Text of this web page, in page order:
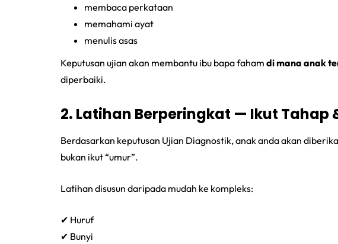
membaca perkataan
memahami ayat
menulis asas
Keputusan ujian akan membantu ibu bapa faham di mana anak
diperbaiki.
2. Latihan Berperingkat — Ikut Tahap
Berdasarkan keputusan Ujian Diagnostik, anak anda akan
bukan ikut “umur”.
Latihan disusun daripada mudah ke kompleks:
✔ Huruf
✔ Bunyi